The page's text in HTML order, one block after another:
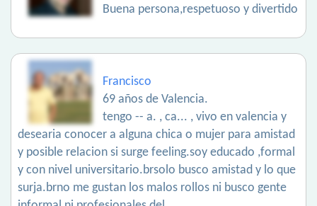
Buena persona,respetuoso y divertido
Francisco
69 años de Valencia.
tengo -- a. , ca... , vivo en valencia y
desearia conocer a alguna chica o mujer para amistad
y posible relacion si surge feeling.soy educado ,formal
y con nivel universitario.brsolo busco amistad y lo que
surja.brno me gustan los malos rollos ni busco gente